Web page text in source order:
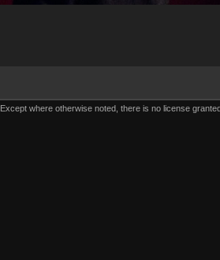
Except where otherwise noted, there is no license